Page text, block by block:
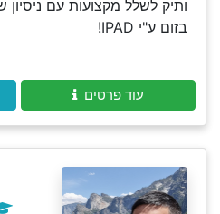
ותיק לשלל מקצועות עם
בזום ע"י IPAD!
עוד פרטים